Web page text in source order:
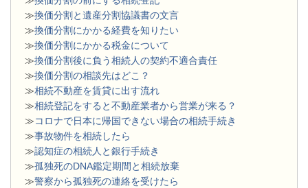
≫換価分割と遺産分割協議書の文言
≫換価分割にかかる経費を知りたい
≫換価分割にかかる税金について
≫換価分割後に負う相続人の契約不適合責任
≫換価分割の相談先はどこ？
≫相続不動産を賃貸に出す流れ
≫相続登記をすると不動産業者から営業が来る？
≫コロナで日本に帰国できない場合の相続手続き
≫事故物件を相続したら
≫認知症の相続人と銀行手続き
≫孤独死のDNA鑑定期間と相続放棄
≫警察から孤独死の連絡を受けたら